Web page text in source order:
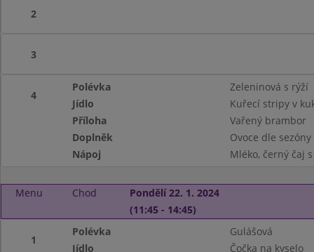
2
3
4
Polévka
Zeleninová s rýží
Jídlo
Kuřecí stripy v
Příloha
Vařený brambor
Doplněk
Ovoce dle sezóny
Nápoj
Mléko, černý čaj
Menu Chod
Pondělí 22. 1. 2024
(11:45 - 14:45)
1
Polévka
Gulášová
Jídlo
Čočka na kyselo